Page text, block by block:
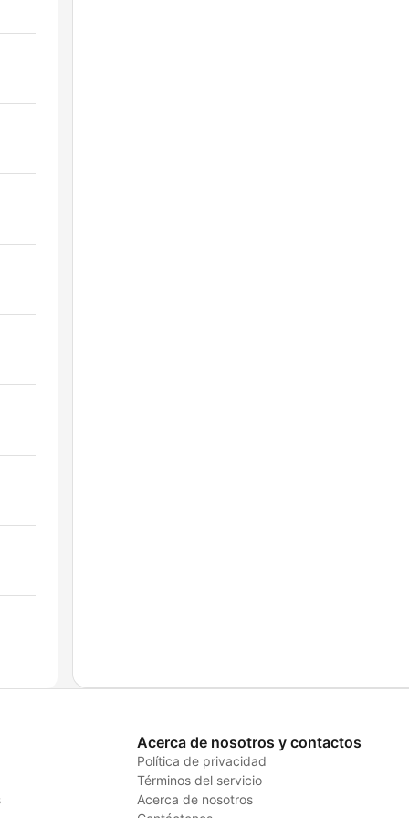
Acerca de nosotros y contactos
Política de privacidad
Términos del servicio
Acerca de nosotros